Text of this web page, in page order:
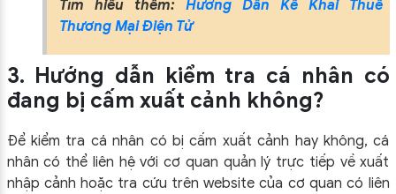
Tìm hiểu thêm: Hướng Dẫn Kê Khai Thuế
Thương Mại Điện Tử
3. Hướng dẫn kiểm tra cá nhân có
đang bị cấm xuất cảnh không?
Để kiểm tra cá nhân có bị cấm xuất cảnh hay không, cá
nhân có thể liên hệ với cơ quan quản lý trực tiếp về xuất
nhập cảnh hoặc tra cứu trên website của cơ quan có liên